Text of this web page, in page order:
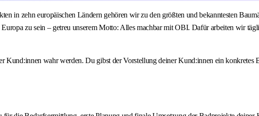
in zehn europäischen Ländern gehören wir zu den größten und bekanntesten
zu sein – getreu unserem Motto: Alles machbar mit OBI. Dafür arbeiten wir
Kund:innen wahr werden. Du gibst der Vorstellung deiner Kund:innen ein